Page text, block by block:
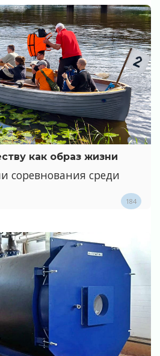
как образ жизни
соревнования среди
184